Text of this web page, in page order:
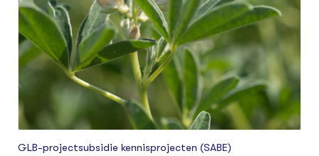
GLB-projectsubsidie kennisprojecten (SABE)